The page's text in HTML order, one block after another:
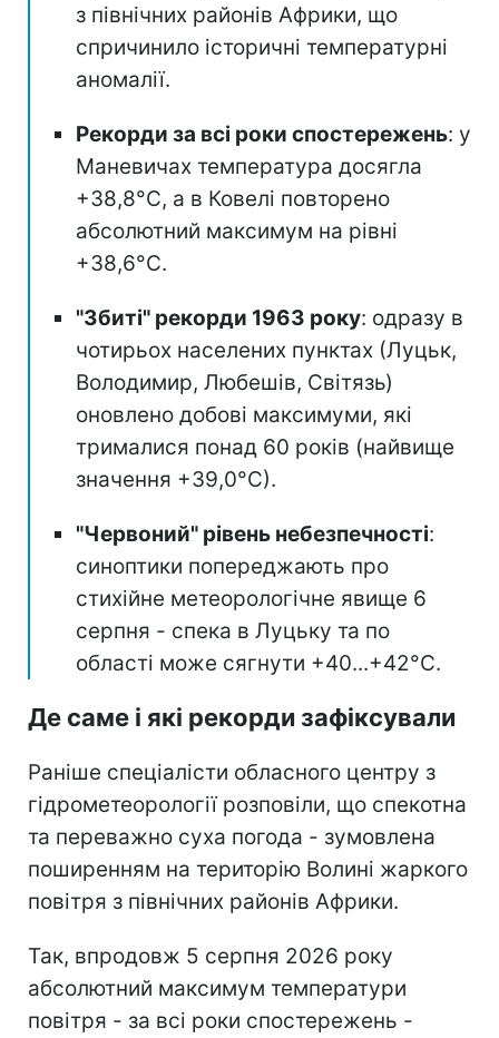
з північних районів Африки, що
спричинило історичні температурні
аномалії.
Рекорди за всі роки спостережень: у
Маневичах температура досягла
+38,8°С, а в Ковелі повторено
абсолютний максимум на рівні
+38,6°С.
"Збиті" рекорди 1963 року: одразу в
чотирьох населених пунктах (Луцьк,
Володимир, Любешів, Світязь)
оновлено добові максимуми, які
трималися понад 60 років (найвище
значення +39,0°С).
"Червоний" рівень небезпечності:
синоптики попереджають про
стихійне метеорологічне явище 6
серпня - спека в Луцьку та по
області може сягнути +40...+42°С.
Де саме і які рекорди зафіксували
Раніше спеціалісти обласного центру з
гідрометеорології розповіли, що спекотна
та переважно суха погода - зумовлена
поширенням на територію Волині жаркого
повітря з північних районів Африки.
Так, впродовж 5 серпня 2026 року
абсолютний максимум температури
повітря - за всі роки спостережень -